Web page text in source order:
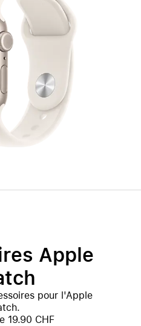
Apple
pour l'Apple
19.90 CHF